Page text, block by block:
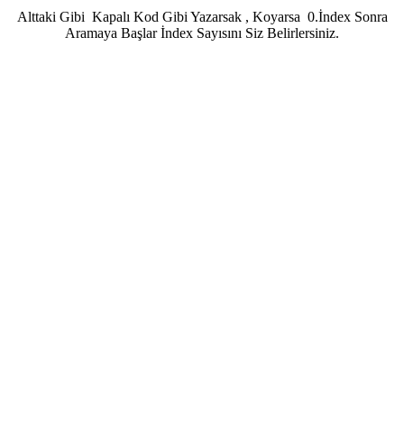
Alttaki Gibi Kapalı Kod Gibi Yazarsak , Koyarsa 0.İndex Sonra
Aramaya Başlar İndex Sayısını Siz Belirlersiniz.